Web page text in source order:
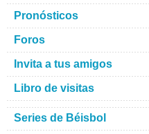
Pronósticos
Foros
Invita a tus amigos
Libro de visitas
Series de Béisbol